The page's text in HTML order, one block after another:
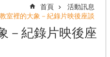
首頁
活動訊息
室裡的大象－紀錄片映後座談
－紀錄片映後座